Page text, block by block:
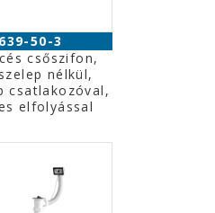
50-3
csőszifon,
nélkül,
csatlakozóval,
elfolyással